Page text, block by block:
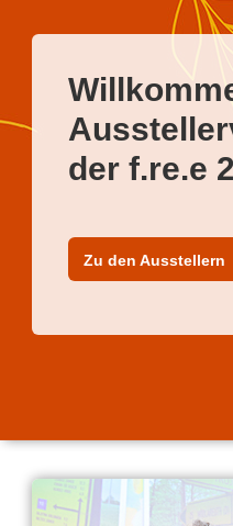
der f.re.e
Zu den Ausstellern